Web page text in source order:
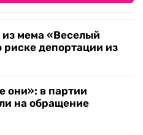
мема «Веселый
риске депортации из
они»: в партии
на обращение